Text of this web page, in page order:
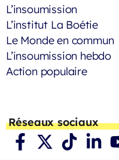
L’insoumission
L’institut La Boétie
Le Monde en commun
L’insoumission hebdo
Action populaire
Réseaux sociaux